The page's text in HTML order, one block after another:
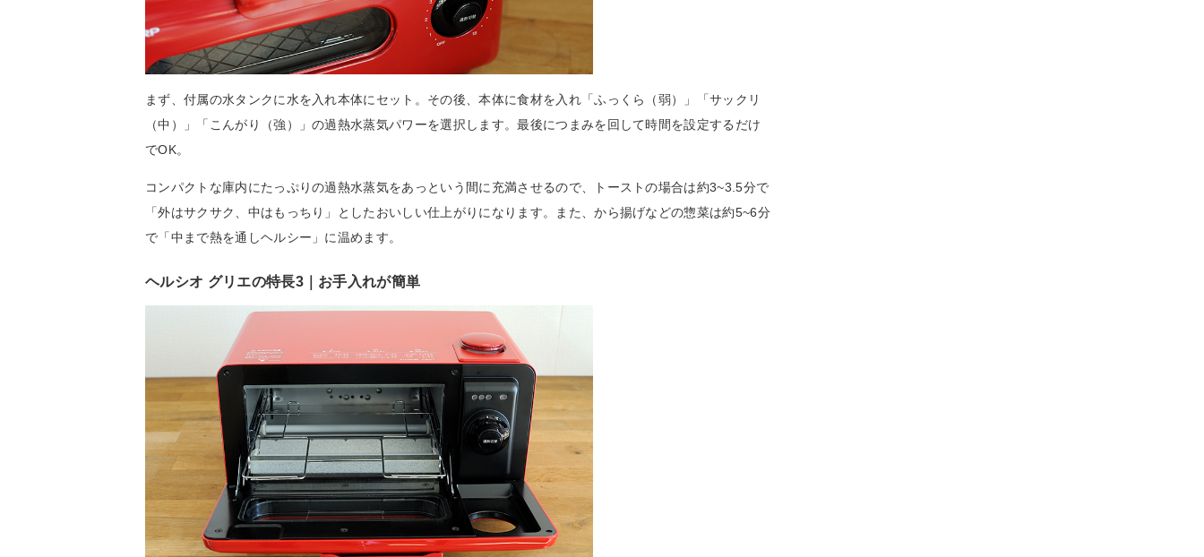
まず、付属の水タンクに水を入れ本体にセット。その後、本体に食材を入れ「ふっくら（弱）」「サックリ
（中）」「こんがり（強）」の過熱水蒸気パワーを選択します。最後につまみを回して時間を設定するだけ
でOK。
コンパクトな庫内にたっぷりの過熱水蒸気をあっという間に充満させるので、トーストの場合は約3~3.5分で
「外はサクサク、中はもっちり」としたおいしい仕上がりになります。また、から揚げなどの惣菜は約5~6分
で「中まで熱を通しヘルシー」に温めます。
ヘルシオ グリエの特長3｜お手入れが簡単